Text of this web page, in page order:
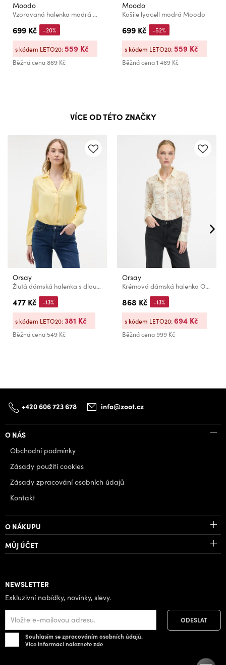
Moodo
Vzorovaná halenka modrá Moodo
699 Kč
Běžná cena869 Kč
-20%
s kódem LETO20:559 Kč
Moodo
Košile lyocell modrá Moodo
699 Kč
Běžná cena1 469 Kč
-52%
s kódem LETO20:559 Kč
VÍCE OD TÉTO ZNAČKY
Orsay
Žlutá dámská halenka s dlouhým rukávem ORSAY
477 Kč
Běžná cena549 Kč
-13%
s kódem LETO20:381 Kč
Orsay
Krémová dámská halenka ORSAY
868 Kč
Běžná cena999 Kč
-13%
s kódem LETO20:694 Kč
+420 606 723 678 info@zoot.cz
O NÁS
Obchodní podmínky
Zásady použití cookies
Zásady zpracování osobních údajů
Kontakt
O NÁKUPU
MŮJ ÚČET
NEWSLETTER
Exkluzivní nabídky, novinky, slevy.
Souhlasím se zpracováním osobních údajů.
Více informací naleznetezde